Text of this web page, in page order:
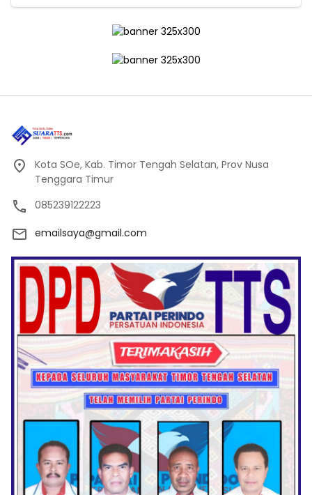
Kota SOe, Kab. Timor Tengah Selatan, Prov Nusa
Tenggara Timur
085239122223
emailsaya@gmail.com